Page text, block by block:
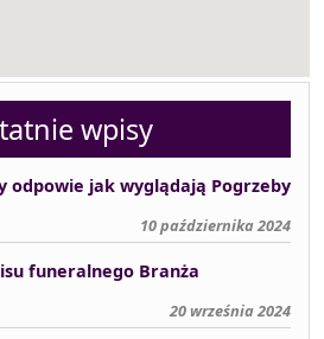
wpisy
odpowie jak wyglądają Pogrzeby
10 października 2024
funeralnego Branża
20 września 2024